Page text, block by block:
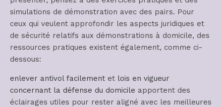
simulations de démonstration avec des pairs. Pour
ceux qui veulent approfondir les aspects juridiques et
de sécurité relatifs aux démonstrations à domicile, des
ressources pratiques existent également, comme ci-
dessous:
enlever antivol facilement et lois en vigueur
concernant la défense du domicile apportent des
éclairages utiles pour rester aligné avec les meilleures